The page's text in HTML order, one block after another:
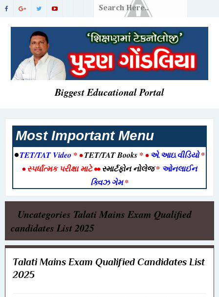
Biggest Educational Portal
Most Important Menu
•TET/TAT Video * •TET/TAT Books * •એ.આઇ.વીડિયો*
•સ્પર્ધાત્મક પરીક્ષા માટે••સ્માર્ટફોન નોલેજ* ઓનલાઈન
ક્વિઝ ગેમ*
Uncategories Talati Mains Exam Qualified
candidates List 2025
Talati Mains Exam Qualified Candidates List
2025